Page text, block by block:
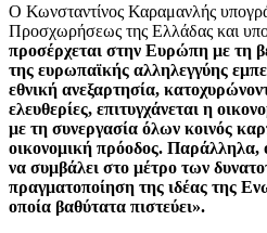
Ο Κωνσταντίνος Καραμανλής
Προσχωρήσεως της Ελλάδας και
προσέρχεται στην Ευρώπη με τη
της ευρωπαϊκής αλληλεγγύης
εθνική ανεξαρτησία,
ελευθερίες, επιτυγχάνεται η
με τη συνεργασία όλων κοινός
οικονομική πρόοδος. Παράλληλα,
να συμβάλει στο μέτρο των
πραγματοποίηση της ιδέας της
οποία βαθύτατα πιστεύει».